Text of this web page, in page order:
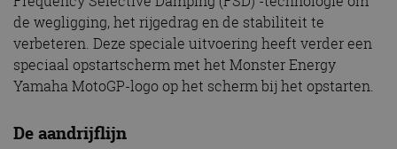
de wegligging, het rijgedrag en de stabiliteit te
verbeteren. Deze speciale uitvoering heeft verder een
speciaal opstartscherm met het Monster Energy
Yamaha MotoGP-logo op het scherm bij het opstarten.
De aandrijflijn